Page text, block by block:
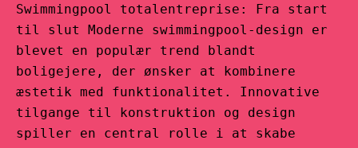
Swimmingpool totalentreprise: Fra start
til slut Moderne swimmingpool-design er
blevet en populær trend blandt
boligejere, der ønsker at kombinere
æstetik med funktionalitet. Innovative
tilgange til konstruktion og design
spiller en central rolle i at skabe